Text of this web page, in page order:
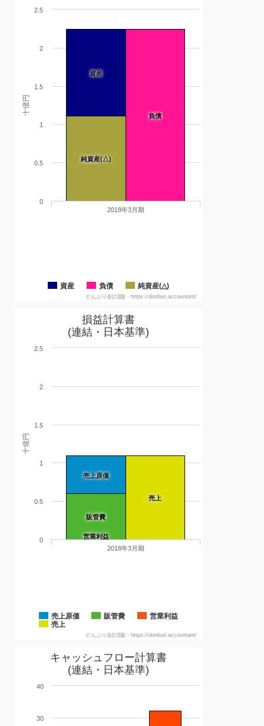
十億円
資産
負債
純資産(△)
資産 負債 純資産(△)
2018年3月期
0
0.5
1
1.5
2
2.5
どんぶり会計β版 - https://donburi.accountant/
十億円
損益計算書
(連結・日本基準)
売上原価
販管費
営業利益
売上
売上原価 販管費
営業利益
売上
2018年3月期
0
0.5
1
1.5
2
2.5
どんぶり会計β版 - https://donburi.accountant/
キャッシュフロー計算書
(連結・日本基準)
30
40